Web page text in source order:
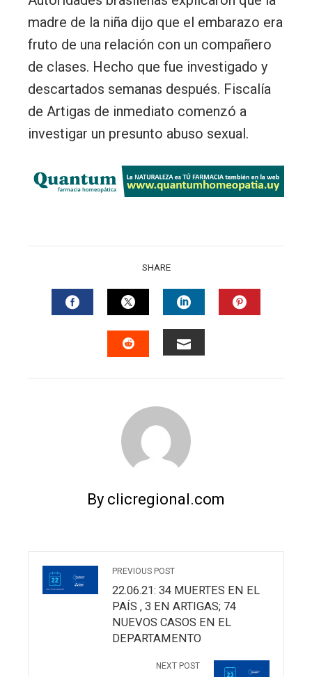
madre de la niña dijo que el embarazo era
fruto de una relación con un compañero
de clases. Hecho que fue investigado y
descartados semanas después. Fiscalía
de Artigas de inmediato comenzó a
investigar un presunto abuso sexual.
SHARE
FACEBOOKTWITTERLINKEDIN
By clicregional.com
PREVIOUS POST
22.06.21: 34 MUERTES EN EL
PAÍS , 3 EN ARTIGAS; 74
NUEVOS CASOS EN EL
DEPARTAMENTO
NEXT POST